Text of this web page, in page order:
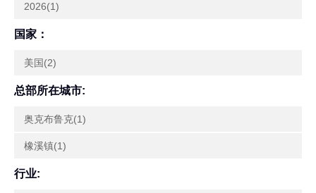
2026(1)
国家：
美国(2)
总部所在城市:
奥克布鲁克(1)
橡溪镇(1)
行业: